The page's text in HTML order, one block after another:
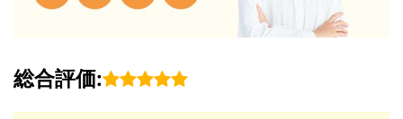
総合評価: